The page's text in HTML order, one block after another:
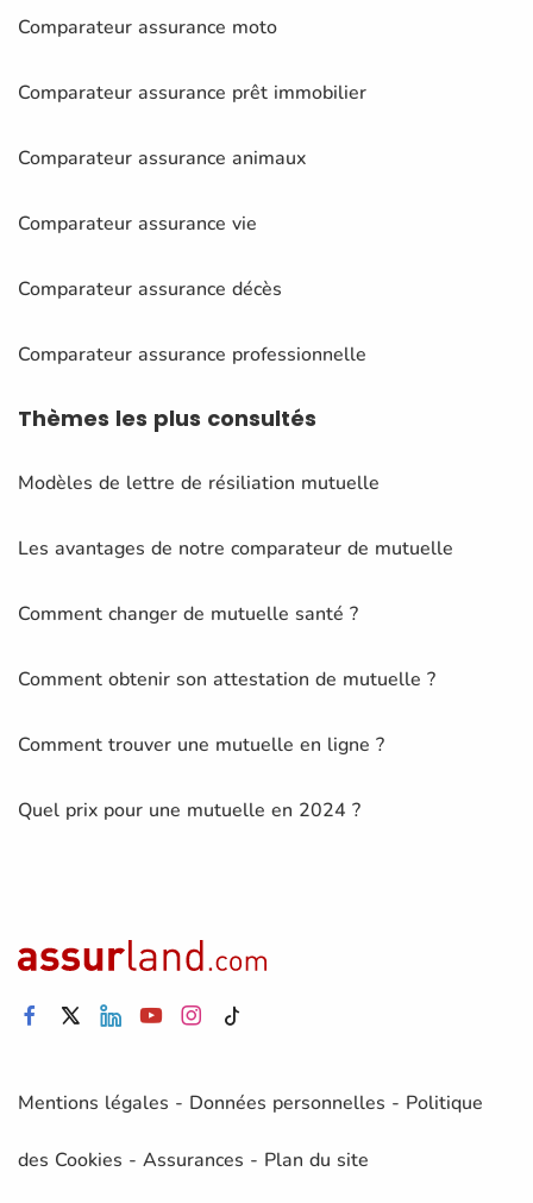
Comparateur assurance moto
Comparateur assurance prêt immobilier
Comparateur assurance animaux
Comparateur assurance vie
Comparateur assurance décès
Comparateur assurance professionnelle
Thèmes les plus consultés
Modèles de lettre de résiliation mutuelle
Les avantages de notre comparateur de mutuelle
Comment changer de mutuelle santé ?
Comment obtenir son attestation de mutuelle ?
Comment trouver une mutuelle en ligne ?
Quel prix pour une mutuelle en 2024 ?
Mentions légales - Données personnelles - Politique
des Cookies - Assurances - Plan du site